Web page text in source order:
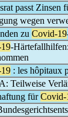
passt Zinsen
wegen
zu Covid-19
-
: les hôpitaux
Teilweise
fürCovid-